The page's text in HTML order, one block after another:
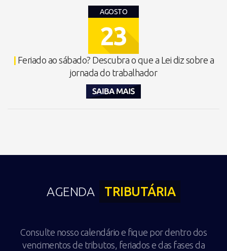
AGOSTO
23
| Feriado ao sábado? Descubra o que a Lei diz sobre a
jornada do trabalhador
AGENDA TRIBUTÁRIA
Consulte nosso calendário e fique por dentro dos
vencimentos de tributos, feriados e das fases da